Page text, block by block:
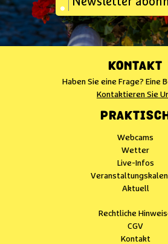
KONTAKT
Haben Sie eine Frage? Eine
Kontaktieren Sie
Webcams
Wetter
Live-Infos
Aktuell
Rechtliche
CGV
Kontakt